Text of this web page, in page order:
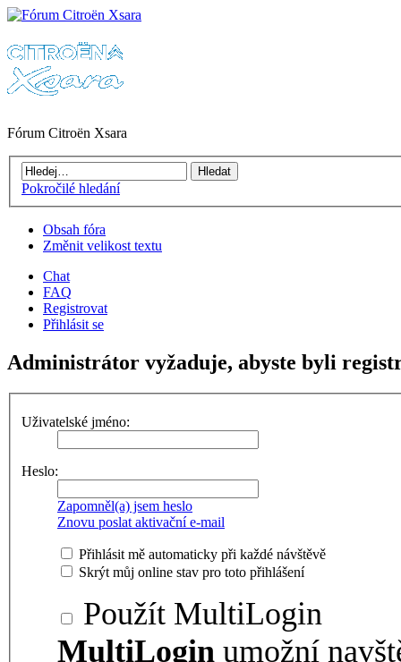
Fórum Citroën Xsara
Pokročilé hledání
Obsah fóra
Změnit velikost textu
Chat
FAQ
Registrovat
Přihlásit se
Administrátor vyžaduje, abyste byli
Uživatelské jméno:
Heslo:
Zapomněl(a) jsem heslo
Znovu poslat aktivační e-mail
Přihlásit mě automaticky při každé návštěvě
Skrýt můj online stav pro toto přihlášení
Použít MultiLogin
MultiLogin umožní